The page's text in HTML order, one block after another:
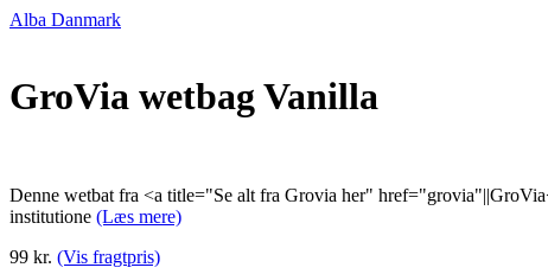
Alba Danmark
GroVia wetbag Vanilla
Denne wetbat fra <a title="Se alt fra Grovia her"
institutione (Læs mere)
99 kr. (Vis fragtpris)